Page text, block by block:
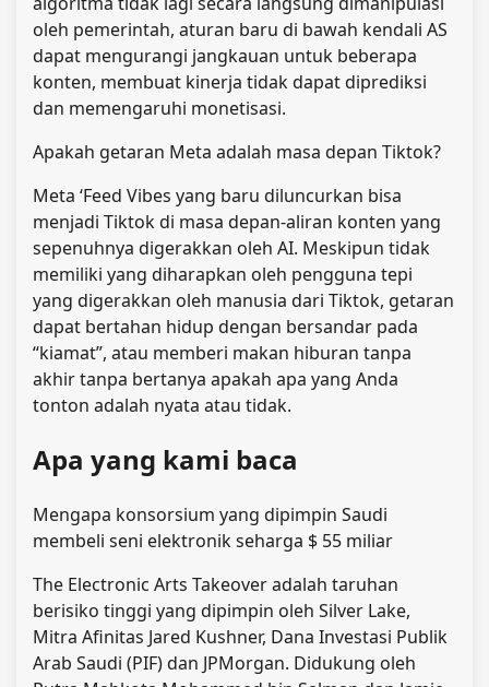
oleh pemerintah, aturan baru di bawah kendali AS
dapat mengurangi jangkauan untuk beberapa
konten, membuat kinerja tidak dapat diprediksi
dan memengaruhi monetisasi.
Apakah getaran Meta adalah masa depan Tiktok?
Meta ‘Feed Vibes yang baru diluncurkan bisa
menjadi Tiktok di masa depan-aliran konten yang
sepenuhnya digerakkan oleh AI. Meskipun tidak
memiliki yang diharapkan oleh pengguna tepi
yang digerakkan oleh manusia dari Tiktok, getaran
dapat bertahan hidup dengan bersandar pada
“kiamat”, atau memberi makan hiburan tanpa
akhir tanpa bertanya apakah apa yang Anda
tonton adalah nyata atau tidak.
Apa yang kami baca
Mengapa konsorsium yang dipimpin Saudi
membeli seni elektronik seharga $ 55 miliar
The Electronic Arts Takeover adalah taruhan
berisiko tinggi yang dipimpin oleh Silver Lake,
Mitra Afinitas Jared Kushner, Dana Investasi Publik
Arab Saudi (PIF) dan JPMorgan. Didukung oleh